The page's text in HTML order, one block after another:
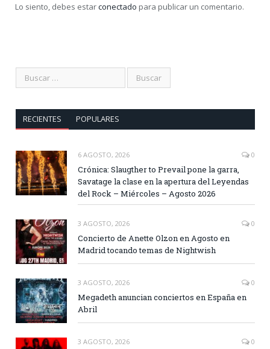
Lo siento, debes estarconectado para publicar un comentario.
RECIENTES POPULARES
6 AGOSTO, 2026 0
Crónica: Slaugther to Prevail pone la garra,
Savatage la clase en la apertura del Leyendas
del Rock – Miércoles – Agosto 2026
3 AGOSTO, 2026 0
Concierto de Anette Olzon en Agosto en
Madrid tocando temas de Nightwish
3 AGOSTO, 2026 0
Megadeth anuncian conciertos en España en
Abril
3 AGOSTO, 2026 0